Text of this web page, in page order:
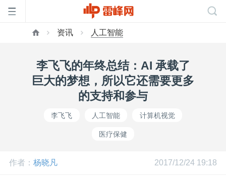
页
网
资讯 人工智能
李飞飞的年终总结：AI 承载了
巨大的梦想，所以它还需要更多
的支持和参与
李飞飞 人工智能 计算机视觉
医疗保健
作者： 杨晓凡 2017/12/24 19:18